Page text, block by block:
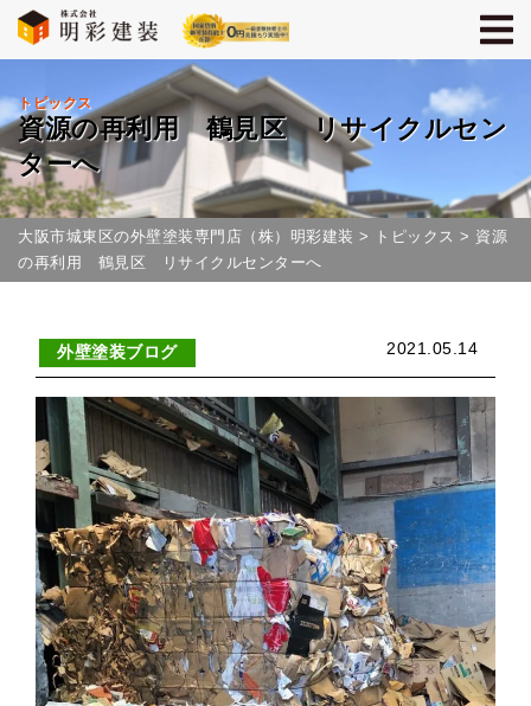
トピックス
資源の再利用 鶴見区 リサイクルセン
ターへ
大阪市城東区の外壁塗装専門店（株）明彩建装 > トピックス > 資源
の再利用 鶴見区 リサイクルセンターへ
2021.05.14
外壁塗装ブログ